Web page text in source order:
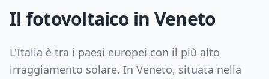
Il fotovoltaico in Veneto
L'Italia è tra i paesi europei con il più alto
irraggiamento solare. In Veneto, situata nella